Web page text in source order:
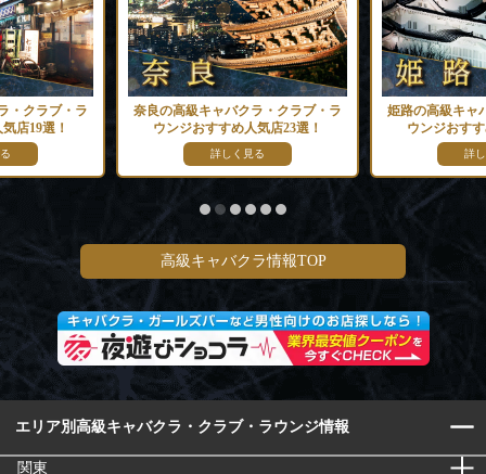
の高級キャバクラ・クラブ・ラ
ウンジおすすめ人気店23選！
姫路の高級キャバクラ・クラブ・ラ
ウンジおすすめ人気店15選！
高級キャバクラ情報TOP
エリア別高級キャバクラ・クラブ・ラウンジ情報
関東